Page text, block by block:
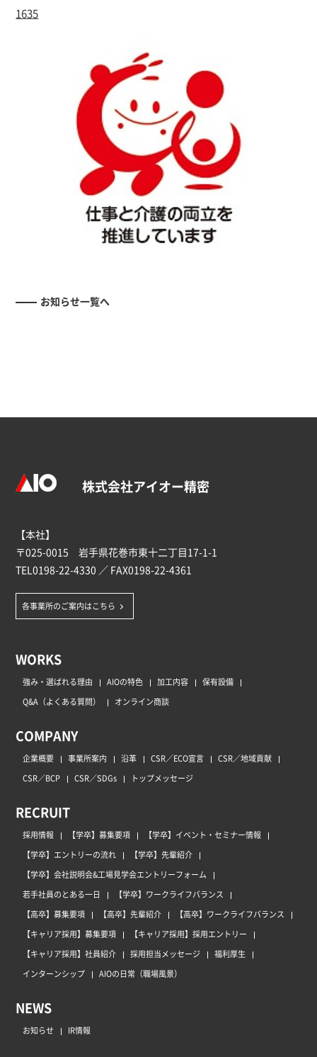
1635
お知らせ一覧へ
株式会社アイオー精密
【本社】
〒025-0015 岩手県花巻市東十二丁目17-1-1
TEL0198-22-4330 ／ FAX0198-22-4361
各事業所のご案内はこちら
WORKS
強み・選ばれる理由 AIOの特色 加工内容
保有設備
Q&A（よくある質問）
オンライン商談
COMPANY
企業概要 事業所案内 沿革 CSR／ECO宣言
CSR／地域貢献
CSR／BCP
CSR／SDGs トップメッセージ
RECRUIT
採用情報 【学卒】募集要項
【学卒】イベント・セミナー情報
【学卒】エントリーの流れ
【学卒】先輩紹介
【学卒】会社説明会&工場見学会エントリーフォーム
若手社員のとある一日
【学卒】ワークライフバランス
【高卒】募集要項
【高卒】先輩紹介
【高卒】ワークライフバランス
【キャリア採用】募集要項
【キャリア採用】採用エントリー
【キャリア採用】社員紹介
採用担当メッセージ
福利厚生
インターンシップ
AIOの日常（職場風景）
NEWS
お知らせ IR情報